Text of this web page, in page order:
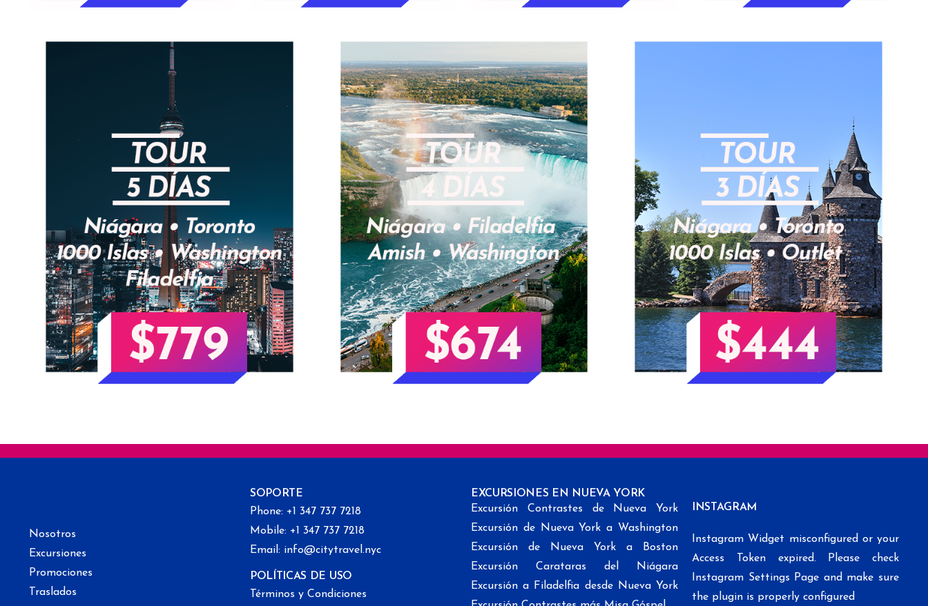
Nosotros
Excursiones
Promociones
Traslados
SOPORTE
Phone: +1 347 737 7218
Mobile: +1 347 737 7218
Email: info@citytravel.nyc
POLÍTICAS DE USO
Términos y Condiciones
EXCURSIONES EN NUEVA YORK
Excursión Contrastes de Nueva York
Excursión de Nueva York a Washington
Excursión de Nueva York a Boston
Excursión Carataras del Niágara
Excursión a Filadelfia desde Nueva York
INSTAGRAM
Instagram Widget misconfigured or your
Access Token expired. Please check
Instagram Settings Page and make sure
the plugin is properly configured